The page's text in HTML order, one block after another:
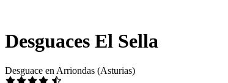
Desguaces El Sella
Desguace en Arriondas (Asturias)